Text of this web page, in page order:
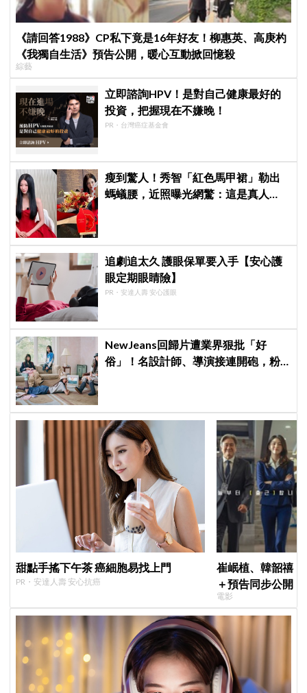
《請回答1988》CP私下竟是16年好友！柳惠英、高庚杓
《我獨自生活》預告公開，暖心互動掀回憶殺
綜藝
立即諮詢HPV！是對自己健康最好的
投資，把握現在不嫌晚！
PR・台灣癌症基金會
瘦到驚人！秀智「紅色馬甲裙」勒出
螞蟻腰，近照曝光網驚：這是真人
追劇追太久 護眼保單要入手【安心護
眼定期眼睛險】
PR・安達人壽 安心護眼
NewJeans回歸片遭業界狠批「好
俗」！名設計師、導演接連開砲，粉
甜點手搖下午茶 癌細胞易找上門
PR・安達人壽 安心抗癌
崔岷植、韓韶禧
＋預告同步公開
美女CEO
電影